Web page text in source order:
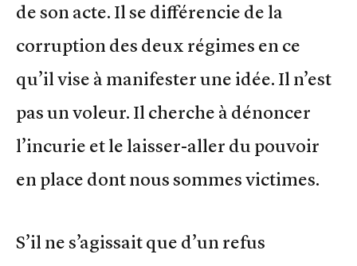
de son acte. Il se différencie de la
corruption des deux régimes en ce
qu’il vise à manifester une idée. Il n’est
pas un voleur. Il cherche à dénoncer
l’incurie et le laisser-aller du pouvoir
en place dont nous sommes victimes.
S’il ne s’agissait que d’un refus